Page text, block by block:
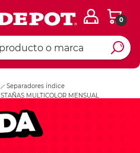
0
Separadores índice
MULTICOLOR MENSUAL
Ingresar Codigo